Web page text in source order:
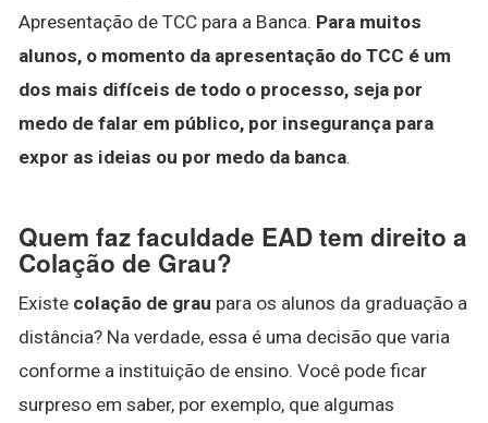
Apresentação de TCC para a Banca. Para muitos
alunos, o momento da apresentação do TCC é um
dos mais difíceis de todo o processo, seja por
medo de falar em público, por insegurança para
expor as ideias ou por medo da banca.
Quem faz faculdade EAD tem direito a
Colação de Grau?
Existe colação de grau para os alunos da graduação a
distância? Na verdade, essa é uma decisão que varia
conforme a instituição de ensino. Você pode ficar
surpreso em saber, por exemplo, que algumas